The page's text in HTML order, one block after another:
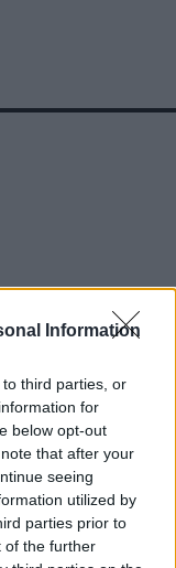
Information
third parties, or
for
below opt-out
that after your
seeing
utilized by
parties prior to
of the further